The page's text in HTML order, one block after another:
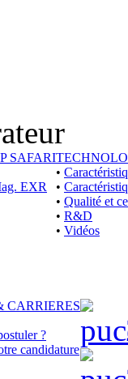
SAFARI
EXR
•
•
• Qualité et
• R&D
• Vidéos
CARRIERES
?
candidature